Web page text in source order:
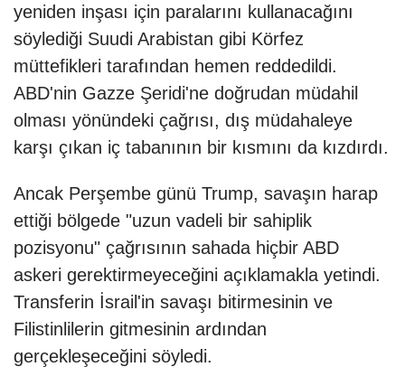
yeniden inşası için paralarını kullanacağını
söylediği Suudi Arabistan gibi Körfez
müttefikleri tarafından hemen reddedildi.
ABD'nin Gazze Şeridi'ne doğrudan müdahil
olması yönündeki çağrısı, dış müdahaleye
karşı çıkan iç tabanının bir kısmını da kızdırdı.
Ancak Perşembe günü Trump, savaşın harap
ettiği bölgede "uzun vadeli bir sahiplik
pozisyonu" çağrısının sahada hiçbir ABD
askeri gerektirmeyeceğini açıklamakla yetindi.
Transferin İsrail'in savaşı bitirmesinin ve
Filistinlilerin gitmesinin ardından
gerçekleşeceğini söyledi.